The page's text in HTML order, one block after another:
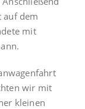
auf dem
mit
wir mit
kleinen